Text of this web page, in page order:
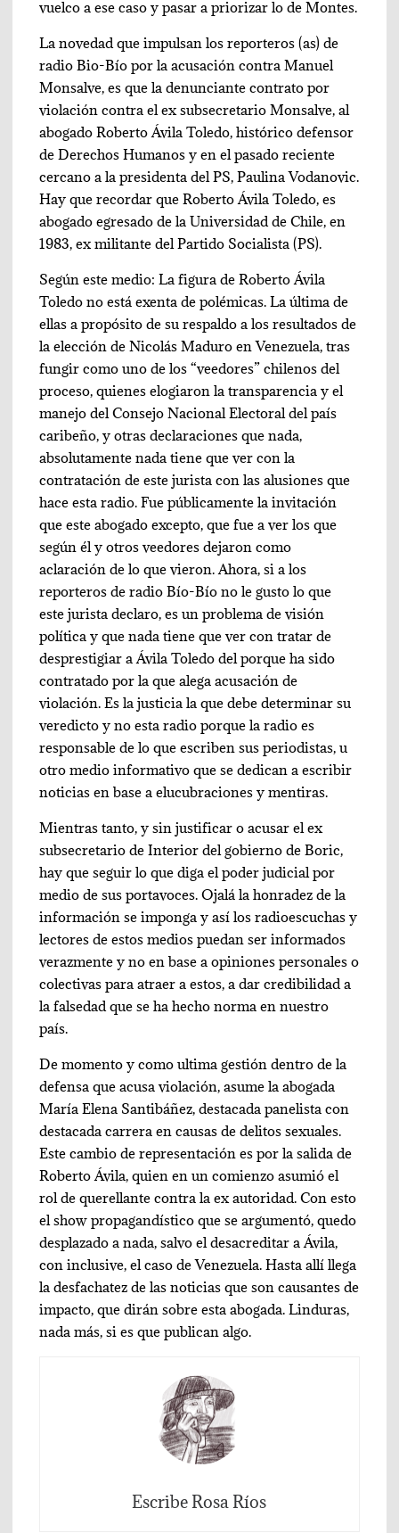
vuelco a ese caso y pasar a priorizar lo de Montes.
La novedad que impulsan los reporteros (as) de
radio Bio-Bío por la acusación contra Manuel
Monsalve, es que la denunciante contrato por
violación contra el ex subsecretario Monsalve, al
abogado Roberto Ávila Toledo, histórico defensor
de Derechos Humanos y en el pasado reciente
cercano a la presidenta del PS, Paulina Vodanovic.
Hay que recordar que Roberto Ávila Toledo, es
abogado egresado de la Universidad de Chile, en
1983, ex militante del Partido Socialista (PS).
Según este medio: La figura de Roberto Ávila
Toledo no está exenta de polémicas. La última de
ellas a propósito de su respaldo a los resultados de
la elección de Nicolás Maduro en Venezuela, tras
fungir como uno de los “veedores” chilenos del
proceso, quienes elogiaron la transparencia y el
manejo del Consejo Nacional Electoral del país
caribeño, y otras declaraciones que nada,
absolutamente nada tiene que ver con la
contratación de este jurista con las alusiones que
hace esta radio. Fue públicamente la invitación
que este abogado excepto, que fue a ver los que
según él y otros veedores dejaron como
aclaración de lo que vieron. Ahora, si a los
reporteros de radio Bío-Bío no le gusto lo que
este jurista declaro, es un problema de visión
política y que nada tiene que ver con tratar de
desprestigiar a Ávila Toledo del porque ha sido
contratado por la que alega acusación de
violación. Es la justicia la que debe determinar su
veredicto y no esta radio porque la radio es
responsable de lo que escriben sus periodistas, u
otro medio informativo que se dedican a escribir
noticias en base a elucubraciones y mentiras.
Mientras tanto, y sin justificar o acusar el ex
subsecretario de Interior del gobierno de Boric,
hay que seguir lo que diga el poder judicial por
medio de sus portavoces. Ojalá la honradez de la
información se imponga y así los radioescuchas y
lectores de estos medios puedan ser informados
verazmente y no en base a opiniones personales o
colectivas para atraer a estos, a dar credibilidad a
la falsedad que se ha hecho norma en nuestro
país.
De momento y como ultima gestión dentro de la
defensa que acusa violación, asume la abogada
María Elena Santibáñez, destacada panelista con
destacada carrera en causas de delitos sexuales.
Este cambio de representación es por la salida de
Roberto Ávila, quien en un comienzo asumió el
rol de querellante contra la ex autoridad. Con esto
el show propagandístico que se argumentó, quedo
desplazado a nada, salvo el desacreditar a Ávila,
con inclusive, el caso de Venezuela. Hasta allí llega
la desfachatez de las noticias que son causantes de
impacto, que dirán sobre esta abogada. Linduras,
nada más, si es que publican algo.
Escribe Rosa Ríos